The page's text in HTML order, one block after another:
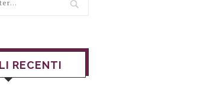
RECENTI